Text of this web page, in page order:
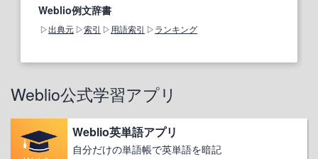
Weblio例文辞書
出典元 索引 用語索引 ランキング
Weblio公式学習アプリ
Weblio英単語アプリ
自分だけの単語帳で英単語を暗記